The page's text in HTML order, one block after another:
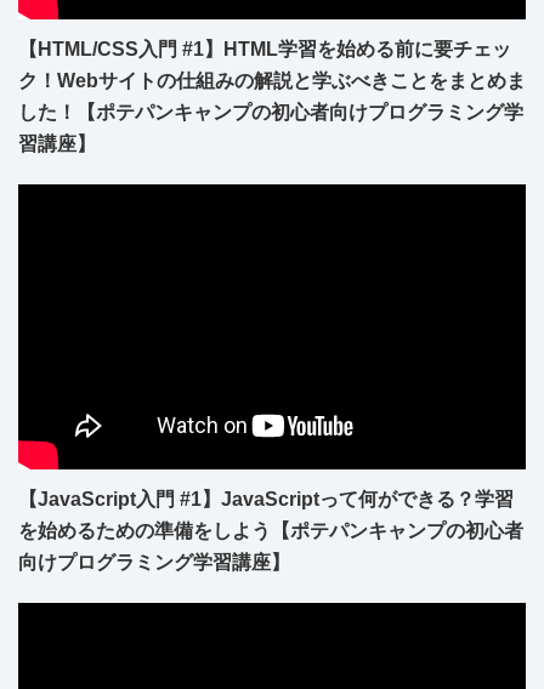
【HTML/CSS入門 #1】HTML学習を始める前に要チェッ
ク！Webサイトの仕組みの解説と学ぶべきことをまとめま
した！【ポテパンキャンプの初心者向けプログラミング学
習講座】
【JavaScript入門 #1】JavaScriptって何ができる？学習
を始めるための準備をしよう【ポテパンキャンプの初心者
向けプログラミング学習講座】